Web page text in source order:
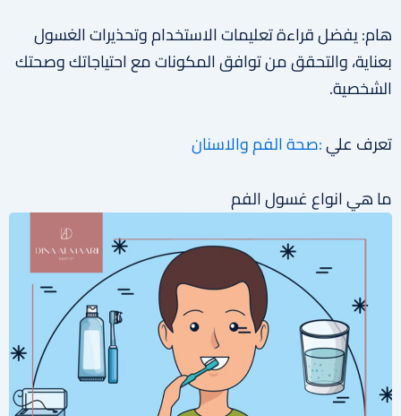
هام: يفضل قراءة تعليمات الاستخدام وتحذيرات الغسول
بعناية، والتحقق من توافق المكونات مع احتياجاتك وصحتك
الشخصية.
تعرف علي:صحة الفم والاسنان
ما هي انواع غسول الفم